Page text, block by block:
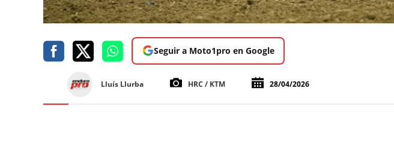
Seguir a Moto1pro en Google
Lluís Llurba HRC / KTM 28/04/2026